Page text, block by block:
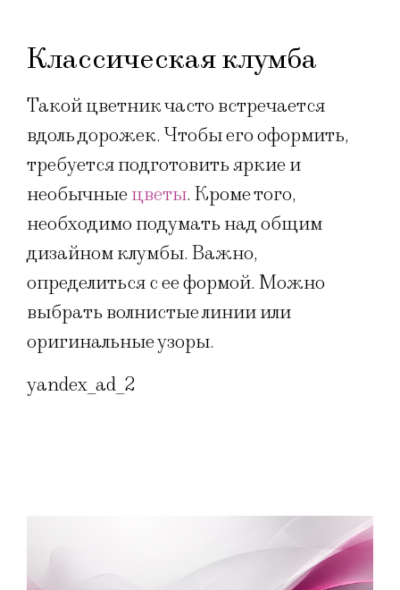
Классическая клумба
Такой цветник часто встречается
вдоль дорожек. Чтобы его оформить,
требуется подготовить яркие и
необычныецветы. Кроме того,
необходимо подумать над общим
дизайном клумбы. Важно,
определиться с ее формой. Можно
выбрать волнистые линии или
оригинальные узоры.
yandex_ad_2